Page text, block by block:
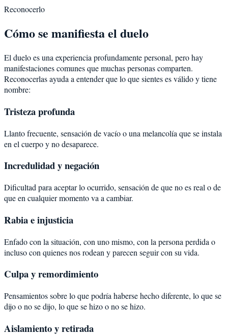
Reconocerlo
Cómo se manifiesta el duelo
El duelo es una experiencia profundamente personal, pero hay
manifestaciones comunes que muchas personas comparten.
Reconocerlas ayuda a entender que lo que sientes es válido y tiene
nombre:
Tristeza profunda
Llanto frecuente, sensación de vacío o una melancolía que se instala
en el cuerpo y no desaparece.
Incredulidad y negación
Dificultad para aceptar lo ocurrido, sensación de que no es real o de
que en cualquier momento va a cambiar.
Rabia e injusticia
Enfado con la situación, con uno mismo, con la persona perdida o
incluso con quienes nos rodean y parecen seguir con su vida.
Culpa y remordimiento
Pensamientos sobre lo que podría haberse hecho diferente, lo que se
dijo o no se dijo, lo que se hizo o no se hizo.
Aislamiento y retirada